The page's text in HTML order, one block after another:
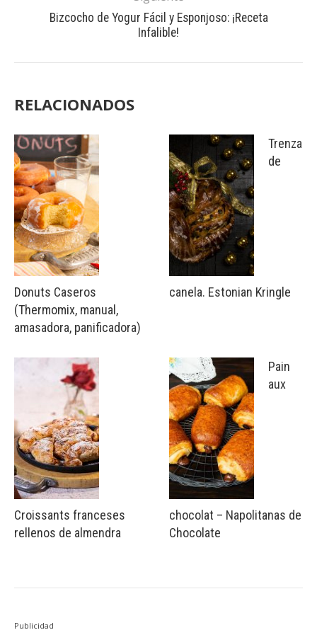
Bizcocho de Yogur Fácil y Esponjoso: ¡Receta
Infalible!
RELACIONADOS
Donuts Caseros
(Thermomix, manual,
amasadora, panificadora)
Croissants franceses
rellenos de almendra
Trenza
de
canela. Estonian Kringle
Pain
aux
chocolat – Napolitanas de
Chocolate
Publicidad